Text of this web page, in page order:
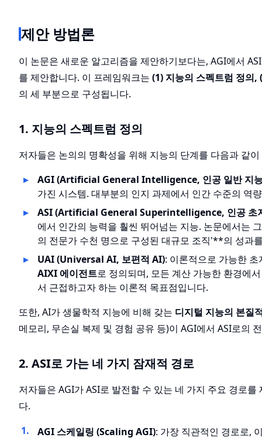
제안 방법론
이 논문은 새로운 알고리즘을 제안하기보다는, AGI에서
를 제안합니다. 이 프레임워크는 (1) 지능의 스펙트럼 정의,
의 세 부분으로 구성됩니다.
1. 지능의 스펙트럼 정의
저자들은 논의의 명확성을 위해 지능의 단계를 다음과 같
AGI (Artificial General Intelligence, 인공 일반 지
가진 시스템. 대부분의 인지 과제에서 인간 수준의 역
ASI (Artificial General Superintelligence, 인공 초
에서 인간의 능력을 훨씬 뛰어넘는 지능. 논문에서는
의 전문가 수천 명으로 구성된 대규모 조직'**의 성과
UAI (Universal AI, 보편적 AI): 이론적으로 가능한
AIXI 에이전트로 정의되며, 모든 계산 가능한 환경에
서 근접하고자 하는 이론적 목표점입니다.
또한, AI가 생물학적 지능에 비해 갖는 디지털 지능의 본질
메모리, 무손실 복제 및 경험 공유 등)이 AGI에서 ASI로의
2. ASI로 가는 네 가지 잠재적 경로
저자들은 AGI가 ASI로 발전할 수 있는 네 가지 주요 경로
다.
AGI 스케일링 (Scaling AGI): 가장 직관적인 경로로,